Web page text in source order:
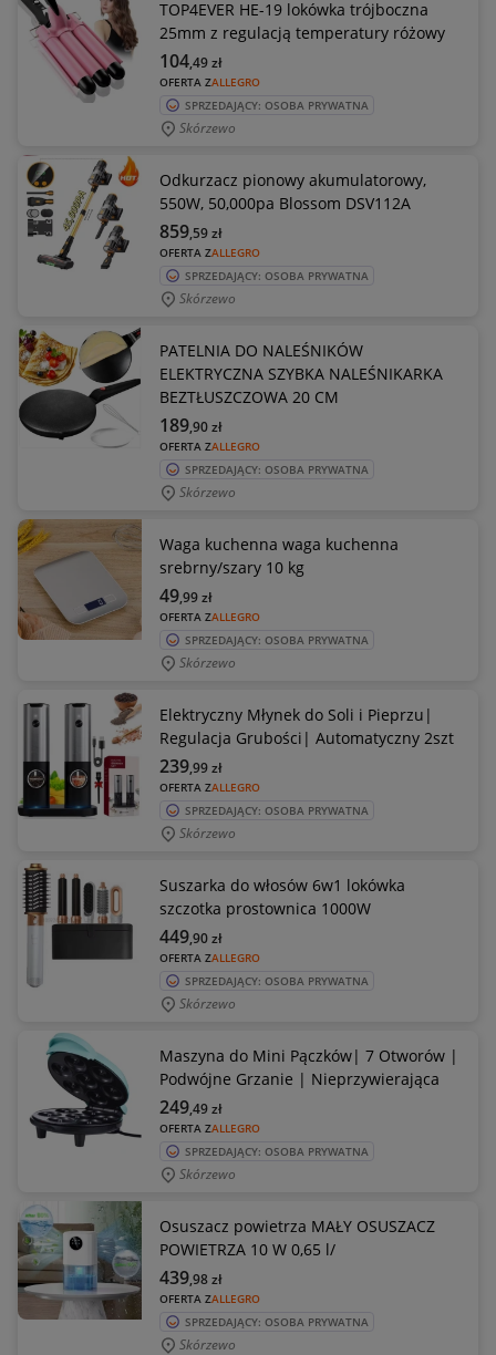
TOP4EVER HE-19 lokówka trójboczna
25mm z regulacją temperatury różowy
OFERTA ZALLEGRO
104,49zł
SPRZEDAJĄCY: OSOBA PRYWATNA
Skórzewo
Odkurzacz pionowy akumulatorowy,
550W, 50,000pa Blossom DSV112A
OFERTA ZALLEGRO
859,59zł
SPRZEDAJĄCY: OSOBA PRYWATNA
Skórzewo
PATELNIA DO NALEŚNIKÓW
ELEKTRYCZNA SZYBKA NALEŚNIKARKA
BEZTŁUSZCZOWA 20 CM
OFERTA ZALLEGRO
189,90zł
SPRZEDAJĄCY: OSOBA PRYWATNA
Skórzewo
Waga kuchenna waga kuchenna
srebrny/szary 10 kg
OFERTA ZALLEGRO
49,99zł
SPRZEDAJĄCY: OSOBA PRYWATNA
Skórzewo
Elektryczny Młynek do Soli i Pieprzu|
Regulacja Grubości| Automatyczny 2szt
OFERTA ZALLEGRO
239,99zł
SPRZEDAJĄCY: OSOBA PRYWATNA
Skórzewo
Suszarka do włosów 6w1 lokówka
szczotka prostownica 1000W
OFERTA ZALLEGRO
449,90zł
SPRZEDAJĄCY: OSOBA PRYWATNA
Skórzewo
Maszyna do Mini Pączków| 7 Otworów |
Podwójne Grzanie | Nieprzywierająca
OFERTA ZALLEGRO
249,49zł
SPRZEDAJĄCY: OSOBA PRYWATNA
Skórzewo
Osuszacz powietrza MAŁY OSUSZACZ
POWIETRZA 10 W 0,65 l/
OFERTA ZALLEGRO
439,98zł
SPRZEDAJĄCY: OSOBA PRYWATNA
Skórzewo